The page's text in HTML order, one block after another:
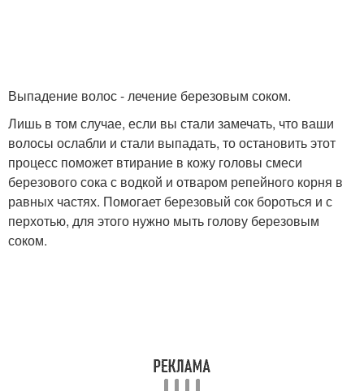
Выпадение волос - лечение березовым соком.
Лишь в том случае, если вы стали замечать, что ваши
волосы ослабли и стали выпадать, то остановить этот
процесс поможет втирание в кожу головы смеси
березового сока с водкой и отваром репейного корня в
равных частях. Помогает березовый сок бороться и с
перхотью, для этого нужно мыть голову березовым
соком.